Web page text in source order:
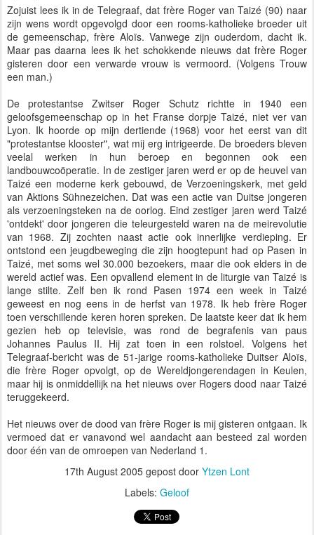
Zojuist lees ik in de Telegraaf, dat frère Roger van Taizé (90) naar
zijn wens wordt opgevolgd door een rooms-katholieke broeder uit
de gemeenschap, frère Aloïs. Vanwege zijn ouderdom, dacht ik.
Maar pas daarna lees ik het schokkende nieuws dat frère Roger
gisteren door een verwarde vrouw is vermoord. (Volgens Trouw
een man.)
De protestantse Zwitser Roger Schutz richtte in 1940 een
geloofsgemeenschap op in het Franse dorpje Taizé, niet ver van
Lyon. Ik hoorde op mijn dertiende (1968) voor het eerst van dit
"protestantse klooster", wat mij erg intrigeerde. De broeders bleven
veelal werken in hun beroep en begonnen ook een
landbouwcoöperatie. In de zestiger jaren werd er op de heuvel van
Taizé een moderne kerk gebouwd, de Verzoeningskerk, met geld
van Aktions Sühnezeichen. Dat was een actie van Duitse jongeren
als verzoeningsteken na de oorlog. Eind zestiger jaren werd Taizé
'ontdekt' door jongeren die teleurgesteld waren na de meirevolutie
van 1968. Zij zochten naast actie ook innerlijke verdieping. Er
ontstond een jeugdbeweging die zijn hoogtepunt had op Pasen in
Taizé, met soms wel 30.000 bezoekers, maar die ook elders in de
wereld actief was. Een opvallend element in de liturgie van Taizé is
lange stilte. Zelf ben ik rond Pasen 1974 een week in Taizé
geweest en nog eens in de herfst van 1978. Ik heb frère Roger
toen verschillende keren horen spreken. De laatste keer dat ik hem
gezien heb op televisie, was rond de begrafenis van paus
Johannes Paulus II. Hij zat toen in een rolstoel. Volgens het
Telegraaf-bericht was de 51-jarige rooms-katholieke Duitser Aloïs,
die frère Roger opvolgt, op de Wereldjongerendagen in Keulen,
maar hij is onmiddellijk na het nieuws over Rogers dood naar Taizé
teruggekeerd.
Het nieuws over de dood van frère Roger is mij gisteren ontgaan. Ik
vermoed dat er vanavond wel aandacht aan besteed zal worden
door één van de omroepen van Nederland 1.
17th August 2005 gepost door Ytzen Lont
Labels: Geloof